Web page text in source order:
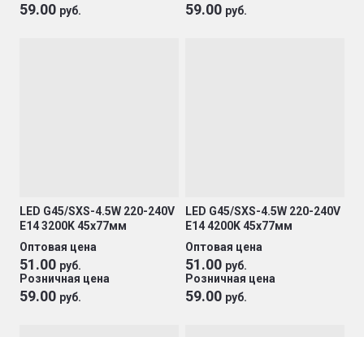
59.00 руб. 59.00 руб.
LED G45/SXS-4.5W 220-240V
E14 3200K 45х77мм
Оптовая цена
51.00 руб.
Розничная цена
59.00 руб.
LED G45/SXS-4.5W 220-240V
E14 4200K 45х77мм
Оптовая цена
51.00 руб.
Розничная цена
59.00 руб.